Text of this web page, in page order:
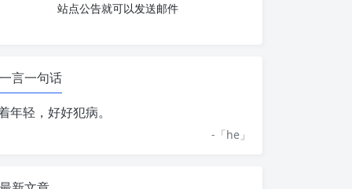
站点公告就可以发送邮件
一言一句话
年轻，好好犯病。
-「he 」